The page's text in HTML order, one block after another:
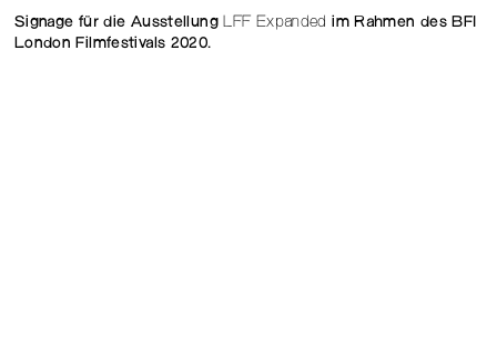
Signage für die AusstellungLFF Expanded im Rahmen des BFI
London Filmfestivals 2020.